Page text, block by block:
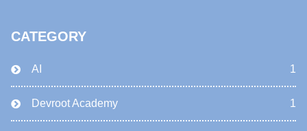
CATEGORY
AI 1
Devroot Academy 1